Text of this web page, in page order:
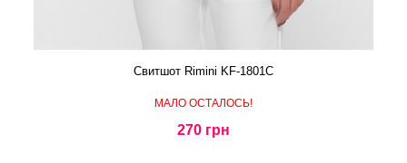
Свитшот Rimini KF-1801C
МАЛО ОСТАЛОСЬ!
270 грн